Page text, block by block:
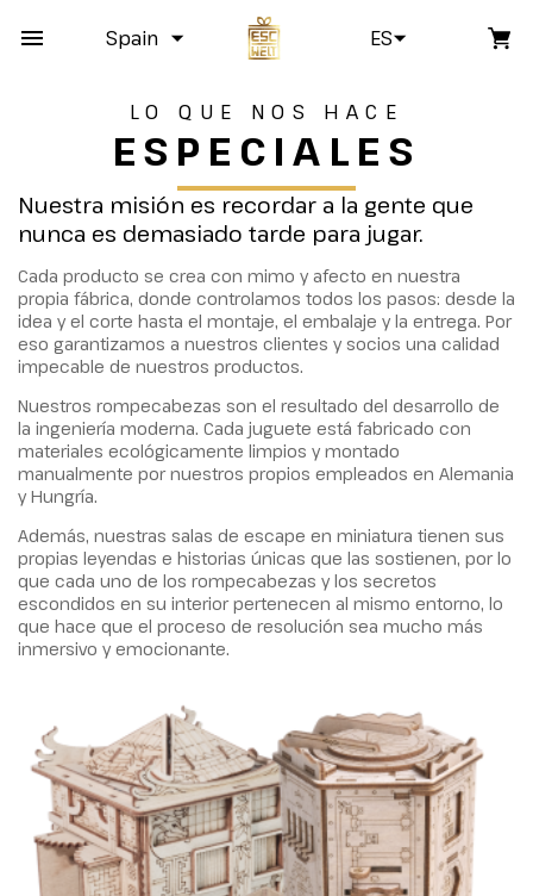
Spain ES
LO QUE NOS HACE
ESPECIALES
Nuestra misión es recordar a la gente que
nunca es demasiado tarde para jugar.
Cada producto se crea con mimo y afecto en nuestra
propia fábrica, donde controlamos todos los pasos: desde la
idea y el corte hasta el montaje, el embalaje y la entrega. Por
eso garantizamos a nuestros clientes y socios una calidad
impecable de nuestros productos.
Nuestros rompecabezas son el resultado del desarrollo de
la ingeniería moderna. Cada juguete está fabricado con
materiales ecológicamente limpios y montado
manualmente por nuestros propios empleados en Alemania
y Hungría.
Además, nuestras salas de escape en miniatura tienen sus
propias leyendas e historias únicas que las sostienen, por lo
que cada uno de los rompecabezas y los secretos
escondidos en su interior pertenecen al mismo entorno, lo
que hace que el proceso de resolución sea mucho más
inmersivo y emocionante.